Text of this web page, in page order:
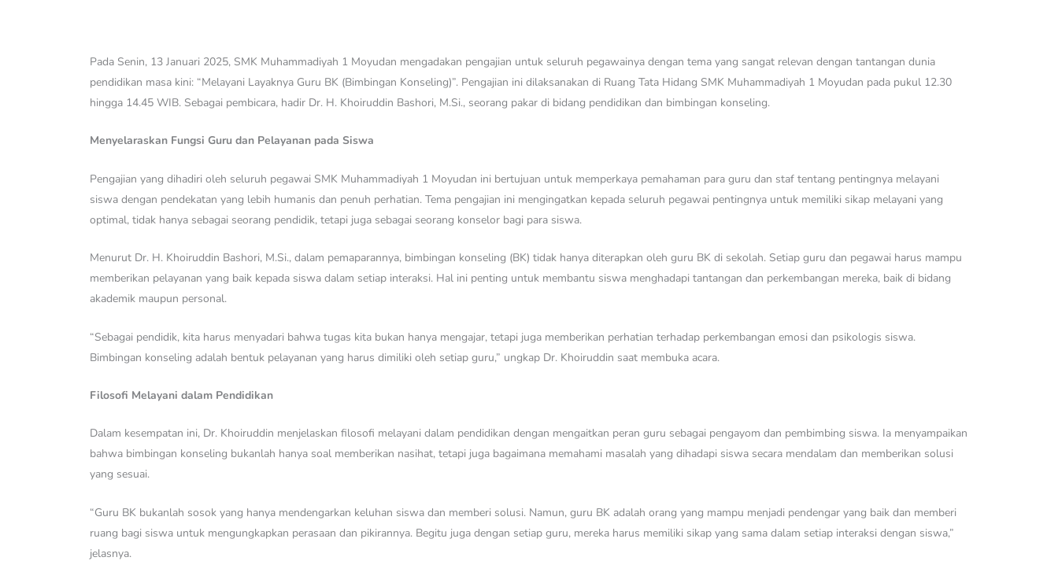
Pada Senin, 13 Januari 2025, SMK Muhammadiyah 1 Moyudan mengadakan pengajian untuk seluruh pegawainya dengan tema yang sangat relevan dengan tantangan dunia
pendidikan masa kini: “Melayani Layaknya Guru BK (Bimbingan Konseling)”. Pengajian ini dilaksanakan di Ruang Tata Hidang SMK Muhammadiyah 1 Moyudan pada pukul 12.30
hingga 14.45 WIB. Sebagai pembicara, hadir Dr. H. Khoiruddin Bashori, M.Si., seorang pakar di bidang pendidikan dan bimbingan konseling.
Menyelaraskan Fungsi Guru dan Pelayanan pada Siswa
Pengajian yang dihadiri oleh seluruh pegawai SMK Muhammadiyah 1 Moyudan ini bertujuan untuk memperkaya pemahaman para guru dan staf tentang pentingnya melayani
siswa dengan pendekatan yang lebih humanis dan penuh perhatian. Tema pengajian ini mengingatkan kepada seluruh pegawai pentingnya untuk memiliki sikap melayani yang
optimal, tidak hanya sebagai seorang pendidik, tetapi juga sebagai seorang konselor bagi para siswa.
Menurut Dr. H. Khoiruddin Bashori, M.Si., dalam pemaparannya, bimbingan konseling (BK) tidak hanya diterapkan oleh guru BK di sekolah. Setiap guru dan pegawai harus mampu
memberikan pelayanan yang baik kepada siswa dalam setiap interaksi. Hal ini penting untuk membantu siswa menghadapi tantangan dan perkembangan mereka, baik di bidang
akademik maupun personal.
“Sebagai pendidik, kita harus menyadari bahwa tugas kita bukan hanya mengajar, tetapi juga memberikan perhatian terhadap perkembangan emosi dan psikologis siswa.
Bimbingan konseling adalah bentuk pelayanan yang harus dimiliki oleh setiap guru,” ungkap Dr. Khoiruddin saat membuka acara.
Filosofi Melayani dalam Pendidikan
Dalam kesempatan ini, Dr. Khoiruddin menjelaskan filosofi melayani dalam pendidikan dengan mengaitkan peran guru sebagai pengayom dan pembimbing siswa. Ia menyampaikan
bahwa bimbingan konseling bukanlah hanya soal memberikan nasihat, tetapi juga bagaimana memahami masalah yang dihadapi siswa secara mendalam dan memberikan solusi
yang sesuai.
“Guru BK bukanlah sosok yang hanya mendengarkan keluhan siswa dan memberi solusi. Namun, guru BK adalah orang yang mampu menjadi pendengar yang baik dan memberi
ruang bagi siswa untuk mengungkapkan perasaan dan pikirannya. Begitu juga dengan setiap guru, mereka harus memiliki sikap yang sama dalam setiap interaksi dengan siswa,”
jelasnya.